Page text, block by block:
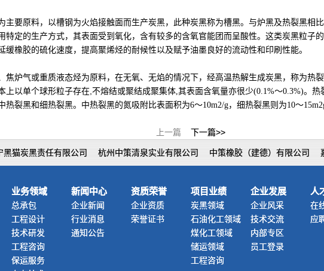
主要原料，以槽钢为火焰接触面而生产炭黑，此种炭黑称为槽黑。与炉黑及热裂黑相
特定的生产方式，其表面受到氧化，含有较多的含氧官能团而呈酸性。这类炭黑粒子
缓橡胶的硫化速度，提高聚烯烃的耐候性以及赋予油墨良好的流动性和印刷性能。
焦炉气或重质液态烃为原料，在无氧、无焰的情况下，经高温热解生成炭黑，称为热
上以单个球形粒子存在 不熔结或聚结成聚集体,其表面含氧量亦很少(0.1%～0.3%)。热
热裂黑和细热裂黑。中热裂黑的氮吸附比表面积为6～10m2/g，细热裂黑则为10～
上一篇 下一篇>>
黑猫炭黑责任有限公司 杭州中策清泉实业有限公司 中策橡胶（建德）有限公司
业务领域
总承包
工程设计
技术研发
工程咨询
保运服务
新闻中心
企业新闻
行业消息
通知公告
资质荣誉
企业资质
荣誉证书
项目业绩
炭黑领域
石油化工领域
煤化工领域
储运领域
工程咨询
企业发展
企业风采
技术交流
内部专区
员工登录
人
在
应